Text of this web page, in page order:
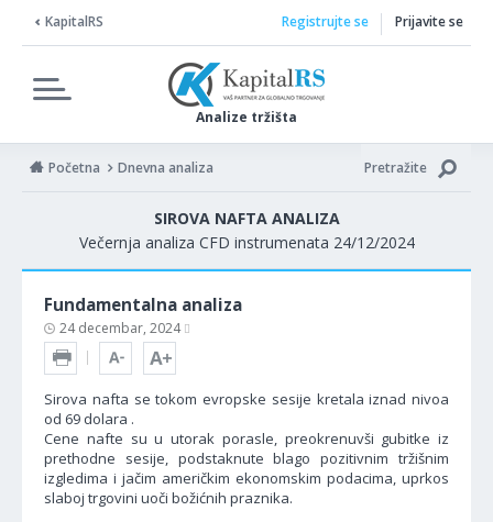
KapitalRS
Analize tržišta
Registrujte se Prijavite se
Početna Dnevna analiza Pretražite
SIROVA NAFTA ANALIZA
Večernja analiza CFD instrumenata 24/12/2024
Fundamentalna analiza
24 decembar, 2024
Sirova nafta se tokom evropske sesije kretala iznad nivoa
od 69 dolara .
Cene nafte su u utorak porasle, preokrenuvši gubitke iz
prethodne sesije, podstaknute blago pozitivnim tržišnim
izgledima i jačim američkim ekonomskim podacima, uprkos
slaboj trgovini uoči božićnih praznika.